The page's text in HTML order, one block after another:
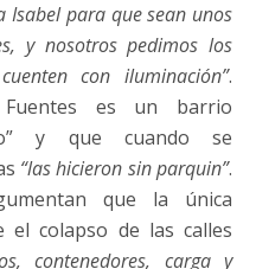
Isabel para que sean unos
y nosotros pedimos los
con iluminación”.
es un barrio
y que cuando se
“las hicieron sin parquin”.
que la única
colapso de las calles
contenedores, carga y